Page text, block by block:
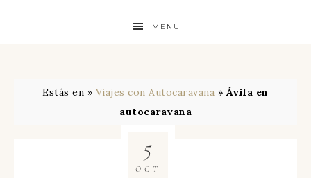
MENU
Estás en » Viajes con Autocaravana » Ávila en
autocaravana
5
OCT